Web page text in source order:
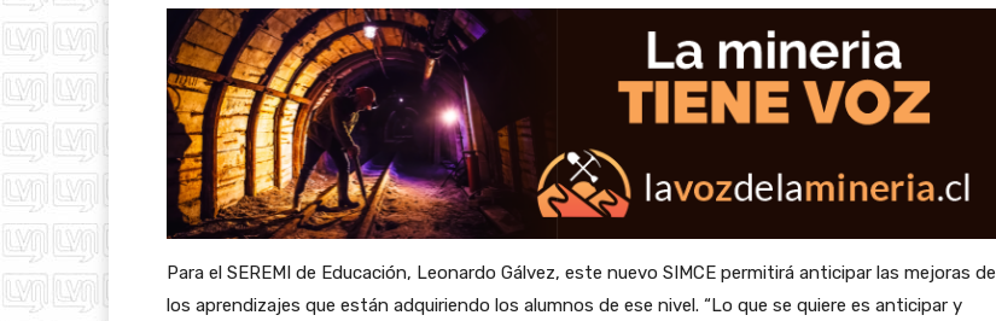
Para el SEREMI de Educación, Leonardo Gálvez, este nuevo SIMCE permitirá anticipar las mejoras de
los aprendizajes que están adquiriendo los alumnos de ese nivel. “Lo que se quiere es anticipar y